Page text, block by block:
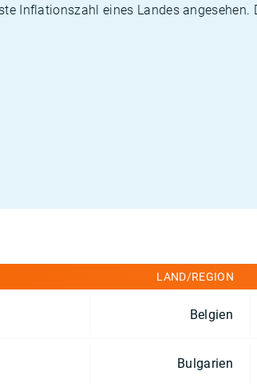
Inflationszahl eines Landes
LAND/REGION
Belgien
Bulgarien